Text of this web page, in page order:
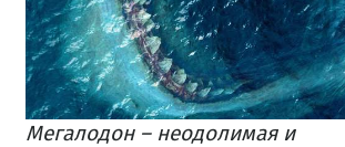
Мегалодон – неодолимая и